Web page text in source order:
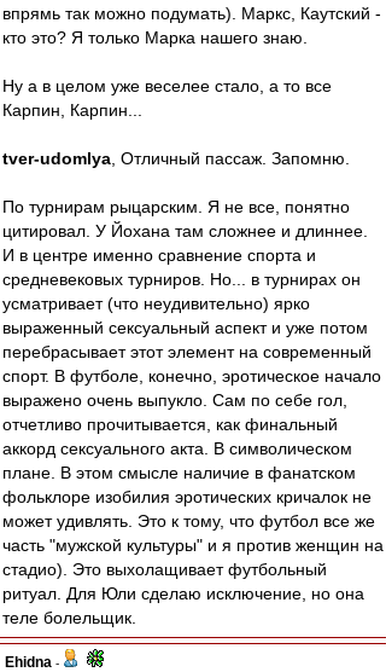
впрямь так можно подумать). Маркс, Каутский -
кто это? Я только Марка нашего знаю.
Ну а в целом уже веселее стало, а то все
Карпин, Карпин...
tver-udomlya , Отличный пассаж. Запомню.
По турнирам рыцарским. Я не все, понятно
цитировал. У Йохана там сложнее и длиннее.
И в центре именно сравнение спорта и
средневековых турниров. Но... в турнирах он
усматривает (что неудивительно) ярко
выраженный сексуальный аспект и уже потом
перебрасывает этот элемент на современный
спорт. В футболе, конечно, эротическое начало
выражено очень выпукло. Сам по себе гол,
отчетливо прочитывается, как финальный
аккорд сексуального акта. В символическом
плане. В этом смысле наличие в фанатском
фольклоре изобилия эротических кричалок не
может удивлять. Это к тому, что футбол все же
часть "мужской культуры" и я против женщин на
стадио). Это выхолащивает футбольный
ритуал. Для Юли сделаю исключение, но она
теле болельщик.
Ehidna -